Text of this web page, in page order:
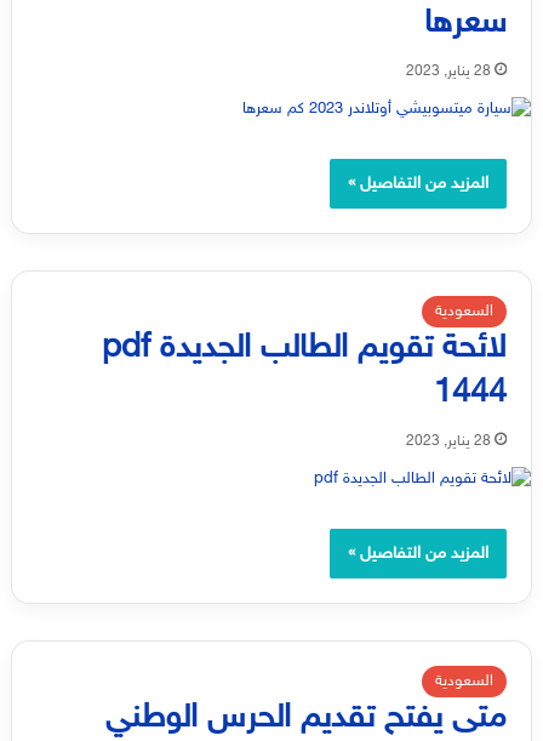
سعرها
28 يناير, 2023
المزيد من التفاصيل »
السعودية
لائحة تقويم الطالب الجديدة pdf
1444
28 يناير, 2023
المزيد من التفاصيل »
السعودية
متى يفتح تقديم الحرس الوطني